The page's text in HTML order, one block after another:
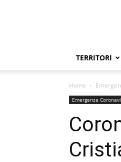
TERRITORI
Home
Emergenza